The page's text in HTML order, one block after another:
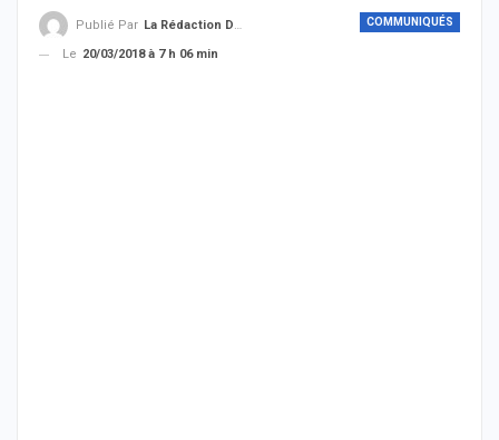
COMMUNIQUÉS
Publié Par La Rédaction De THIEYSENEGAL.com
Le 20/03/2018 à 7 h 06 min